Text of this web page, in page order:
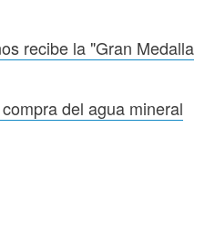
recibe la "Gran Medalla
del agua mineral